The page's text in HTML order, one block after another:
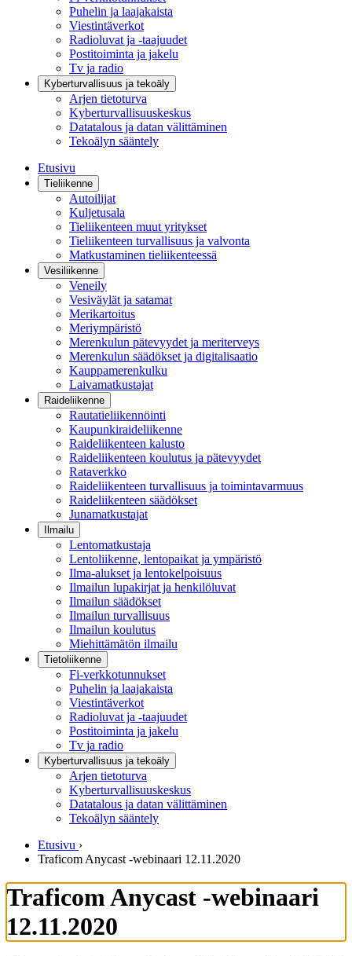
Puhelin ja laajakaista
Viestintäverkot
Radioluvat ja -taajuudet
Postitoiminta ja jakelu
Tv ja radio
Kyberturvallisuus ja tekoäly
Arjen tietoturva
Kyberturvallisuuskeskus
Datatalous ja datan välittäminen
Tekoälyn sääntely
Etusivu
Tieliikenne
Autoilijat
Kuljetusala
Tieliikenteen muut yritykset
Tieliikenteen turvallisuus ja valvonta
Matkustaminen tieliikenteessä
Vesiliikenne
Veneily
Vesiväylät ja satamat
Merikartoitus
Meriympäristö
Merenkulun pätevyydet ja meriterveys
Merenkulun säädökset ja digitalisaatio
Kauppamerenkulku
Laivamatkustajat
Raideliikenne
Rautatieliikennöinti
Kaupunkiraideliikenne
Raideliikenteen kalusto
Raideliikenteen koulutus ja pätevyydet
Rataverkko
Raideliikenteen turvallisuus ja toimintavarmuus
Raideliikenteen säädökset
Junamatkustajat
Ilmailu
Lentomatkustaja
Lentoliikenne, lentopaikat ja ympäristö
Ilma-alukset ja lentokelpoisuus
Ilmailun lupakirjat ja henkilöluvat
Ilmailun säädökset
Ilmailun turvallisuus
Ilmailun koulutus
Miehittämätön ilmailu
Tietoliikenne
Fi-verkkotunnukset
Puhelin ja laajakaista
Viestintäverkot
Radioluvat ja -taajuudet
Postitoiminta ja jakelu
Tv ja radio
Kyberturvallisuus ja tekoäly
Arjen tietoturva
Kyberturvallisuuskeskus
Datatalous ja datan välittäminen
Tekoälyn sääntely
Etusivu ›
Traficom Anycast -webinaari 12.11.2020
Traficom Anycast -webinaari
12.11.2020